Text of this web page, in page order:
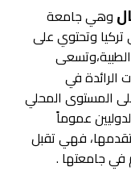
وهي جامعة
وتحتوي على
الرائدة في
على المستوى المحلي
عموماً
فهي تقبل
في جامعتها .